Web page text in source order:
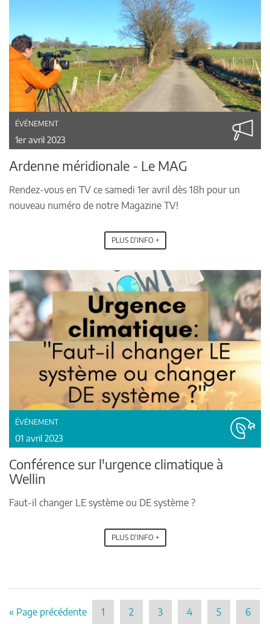
ÉVÉNEMENT
1er avril 2023
Ardenne méridionale - Le MAG
Rendez-vous en TV ce samedi 1er avril dès 18h pour un
nouveau numéro de notre Magazine TV!
PLUS D'INFO +
ÉVÉNEMENT
01 avril 2023
Conférence sur l'urgence climatique à
Wellin
Faut-il changer LE système ou DE système ?
PLUS D'INFO +
« Page précédente 1 2 3 4 5 6